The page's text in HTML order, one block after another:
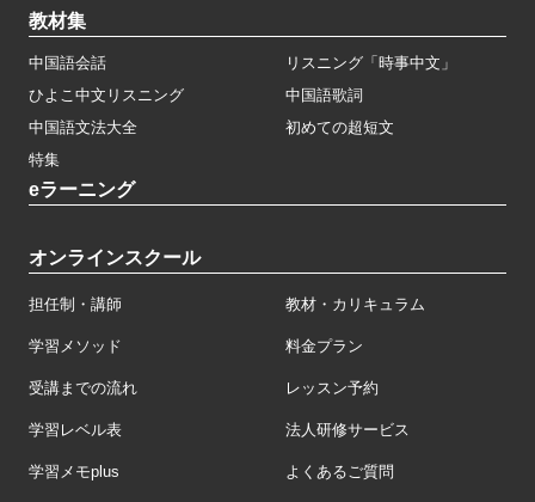
教材集
中国語会話
リスニング「時事中文」
ひよこ中文リスニング
中国語歌詞
中国語文法大全
初めての超短文
特集
eラーニング
オンラインスクール
担任制・講師 教材・カリキュラム
学習メソッド 料金プラン
受講までの流れ レッスン予約
学習レベル表 法人研修サービス
学習メモplus よくあるご質問